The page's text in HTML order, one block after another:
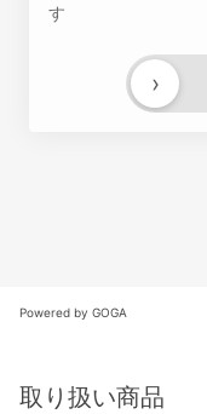
す
›
Powered by GOGA
取り扱い商品